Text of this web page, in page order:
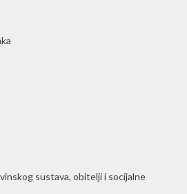
sustava, obitelji i socijalne